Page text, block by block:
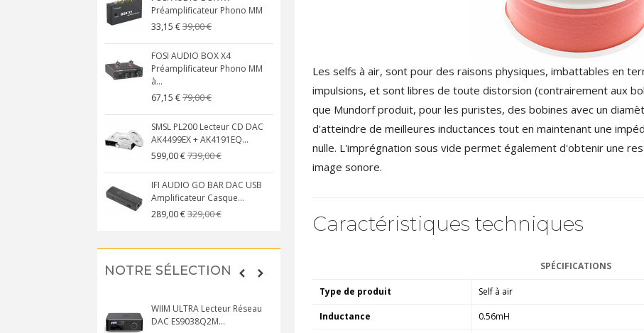
Préamplificateur Phono MM
33,15 €39,00 €
FOSI AUDIO BOX X4
Préamplificateur Phono MM
à...
67,15 €79,00 €
SMSL PL200 Lecteur CD DAC
AK4499EX + AK4191EQ...
599,00 €739,00 €
IFI AUDIO GO BAR DAC USB
Amplificateur Casque...
289,00 €329,00 €
MKSX4 Enceinte Subwoofer...
149,00 €
179,90 €
AUDIOPHONICS DA-S250NC
Amplificateur Intégré...
579,00 €
649,00 €
FOSI AUDIO CA30
NOTRE SÉLECTION
WIIM ULTRA Lecteur Réseau
DAC ES9038Q2M...
Amplificateur Intégré...
Les selfs à air, sont pour des raisons physiques, imbattables en
impulsions, et sont libres de toute distorsion (contrairement aux
que Mundorf produit, pour les puristes, des bobines avec un
d'atteindre de meilleures inductances tout en maintenant une
nulle. L'imprégnation sous vide permet également d'obtenir une
image sonore.
Caractéristiques techniques
SPÉCIFICATIONS
Type de produit Self à air
Inductance 0.56mH